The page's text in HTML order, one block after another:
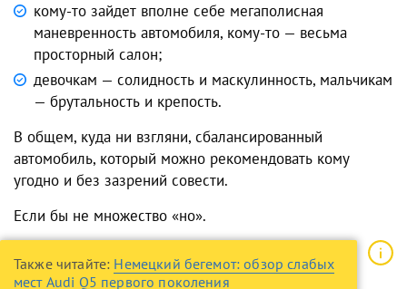
кому-то зайдет вполне себе мегаполисная
маневренность автомобиля, кому-то — весьма
просторный салон;
девочкам — солидность и маскулинность, мальчикам
— брутальность и крепость.
В общем, куда ни взгляни, сбалансированный
автомобиль, который можно рекомендовать кому
угодно и без зазрений совести.
Если бы не множество «но».
Также читайте: Немецкий бегемот: обзор слабых
мест Audi Q5 первого поколения